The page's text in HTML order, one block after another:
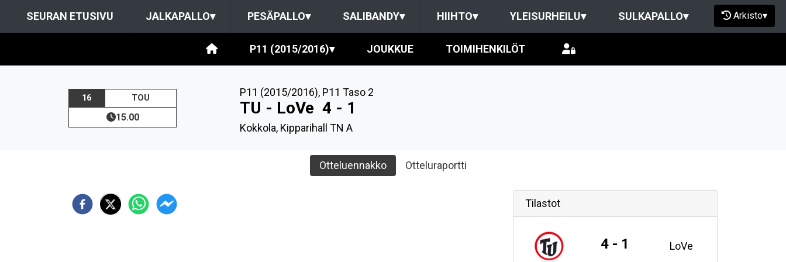
SEURAN ETUSIVU JALKAPALLO▾ PESÄPALLO▾ SALIBANDY▾ HIIHTO▾ YLEISURHEILU▾ SULKAPALLO▾ Arkisto▾
P11 (2015/2016)▾ JOUKKUE TOIMIHENKILÖT
16 TOU
15.00
P11 (2015/2016), P11 Taso 2
TU - LoVe 4 - 1
Kokkola, Kipparihall TN A
Otteluennakko Otteluraportti
Tilastot
4 - 1 LoVe